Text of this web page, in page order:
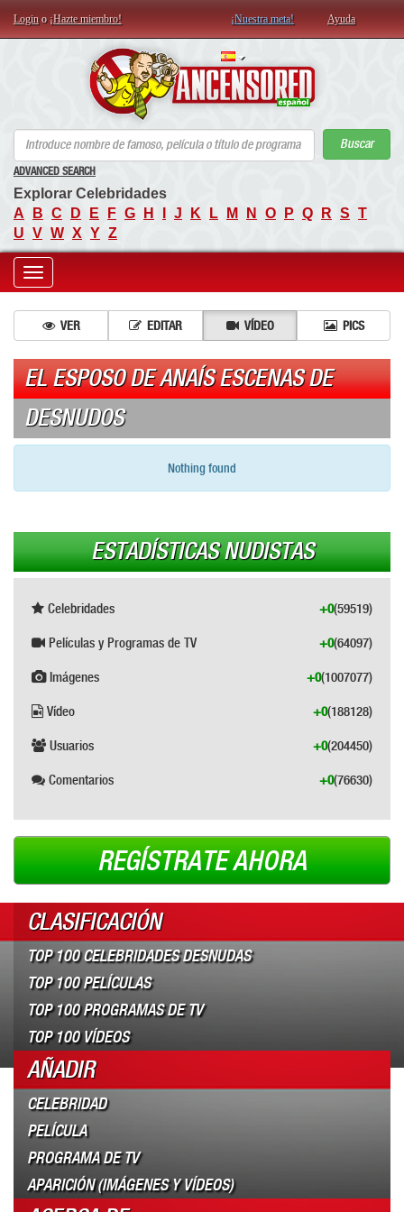
Login o ¡Hazte miembro! ¡Nuestra meta! Ayuda
Buscar
ADVANCED SEARCH
Explorar Celebridades
A
B C D E F G H J K L M N O P Q R S T
U V W X Y Z
Toggle
navigation
VER EDITAR VÍDEO PICS
EL ESPOSO DE ANAÍS ESCENAS DE
DESNUDOS
Nothing found
ESTADÍSTICAS NUDISTAS
Celebridades (59519)
+0
Películas y Programas de TV (64097)
+0
Imágenes (1007077)
+0
Vídeo (188128)
+0
Usuarios (204450)
+0
Comentarios (76630)
+0
REGÍSTRATE AHORA
CLASIFICACIÓN
TOP 100 CELEBRIDADES DESNUDAS
TOP 100 PELÍCULAS
TOP 100 PROGRAMAS DE TV
TOP 100 VÍDEOS
AÑADIR
CELEBRIDAD
PELÍCULA
PROGRAMA DE TV
APARICIÓN (IMÁGENES Y VÍDEOS)